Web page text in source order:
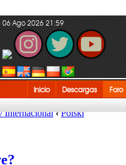
06 Ago 2026 21:59
Inicio Descargas Foro
Internacional ‹ Polski